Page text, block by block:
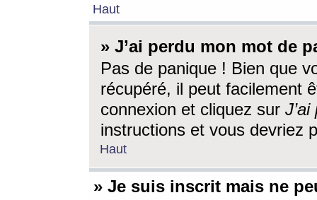
Haut
» J’ai perdu mon mot de
Pas de panique ! Bien que
récupéré, il peut facilement
connexion et cliquez sur
instructions et vous devriez
Haut
» Je suis inscrit mais ne